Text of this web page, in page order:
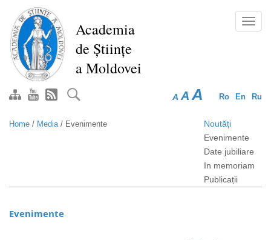
main
content
Academia
de Științe
a Moldovei
Ro En Ru
A A A
Home / Media/ Evenimente
Noutăți
Evenimente
Date jubiliare
In memoriam
Publicații
Evenimente